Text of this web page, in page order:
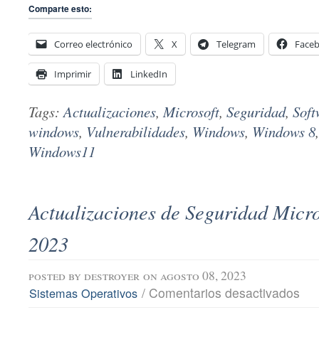
Comparte esto:
Correo electrónico X Telegram
Imprimir LinkedIn
Tags:Actualizaciones,Microsoft, Seguridad,
windows, Vulnerabilidades, Windows, Windows 8
Windows11
Actualizaciones de Seguridad
2023
posted by destroyer on agosto 08, 2023
Sistemas Operativos / Comentarios desactivados